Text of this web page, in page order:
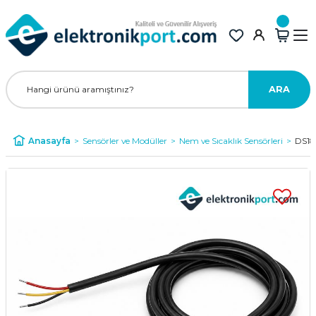
ARA
Anasayfa Sensörler ve Modüller Nem ve Sıcaklık Sensörleri